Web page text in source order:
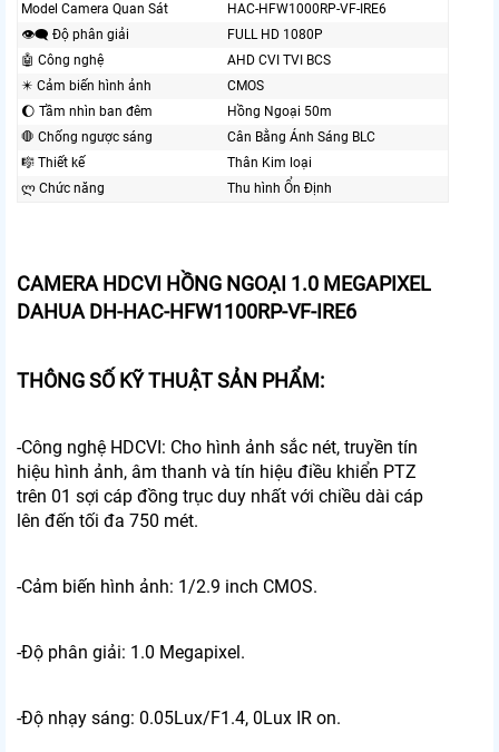
Model Camera Quan Sát
HAC-HFW1000RP-VF-IRE6
👁️‍🗨 Độ phân giải
FULL HD 1080P
🤖️ Công nghệ
AHD CVI TVI BCS
✴️ Cảm biến hình ảnh
CMOS
🌔 Tầm nhìn ban đêm
Hồng Ngoại 50m
🛑 Chống ngược sáng
Cân Bằng Ánh Sáng BLC
🎼️ Thiết kế
Thân Kim loại
ლ Chức năng
Thu hình Ổn Định
CAMERA HDCVI HỒNG NGOẠI 1.0 MEGAPIXEL
DAHUA DH-HAC-HFW1100RP-VF-IRE6
THÔNG SỐ KỸ THUẬT SẢN PHẨM:
-Công nghệ HDCVI: Cho hình ảnh sắc nét, truyền tín
hiệu hình ảnh, âm thanh và tín hiệu điều khiển PTZ
trên 01 sợi cáp đồng trục duy nhất với chiều dài cáp
lên đến tối đa 750 mét.
-Cảm biến hình ảnh: 1/2.9 inch CMOS.
-Độ phân giải: 1.0 Megapixel.
-Độ nhạy sáng: 0.05Lux/F1.4, 0Lux IR on.